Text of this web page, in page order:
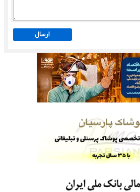
ارسال